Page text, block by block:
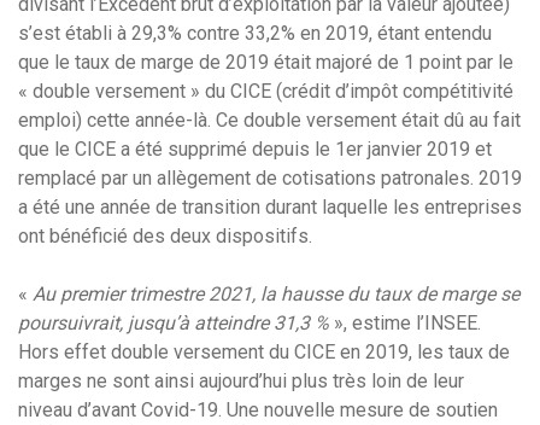
s’est établi à 29,3% contre 33,2% en 2019, étant entendu
que le taux de marge de 2019 était majoré de 1 point par le
« double versement » du CICE (crédit d’impôt compétitivité
emploi) cette année-là. Ce double versement était dû au fait
que le CICE a été supprimé depuis le 1er janvier 2019 et
remplacé par un allègement de cotisations patronales. 2019
a été une année de transition durant laquelle les entreprises
ont bénéficié des deux dispositifs.
« Au premier trimestre 2021, la hausse du taux de marge se
poursuivrait, jusqu’à atteindre 31,3 % », estime l’INSEE.
Hors effet double versement du CICE en 2019, les taux de
marges ne sont ainsi aujourd’hui plus très loin de leur
niveau d’avant Covid-19. Une nouvelle mesure de soutien